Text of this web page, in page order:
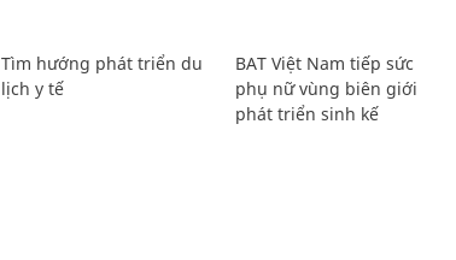
Tìm hướng phát triển du
lịch y tế
BAT Việt Nam tiếp sức
phụ nữ vùng biên giới
phát triển sinh kế